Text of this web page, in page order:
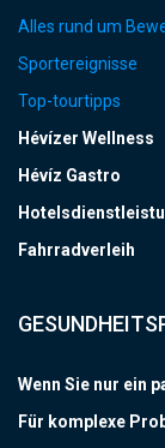
Alles rund um
Sportereignisse
Top-tourtipps
Hévízer Wellness
Hévíz Gastro
Fahrradverleih
Wenn Sie nur ein
Für komplexe